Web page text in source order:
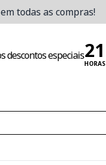
todas as compras!
descontos especiais
HORAS